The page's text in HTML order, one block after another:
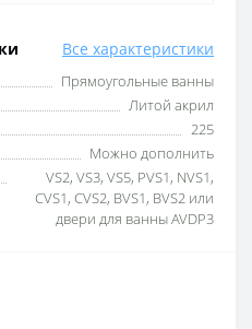
Все характеристики
Прямоугольные ванны
Литой акрил
225
Можно дополнить
VS2, VS3, VS5, PVS1, NVS1,
CVS1, CVS2, BVS1, BVS2 или
двери для ванны AVDP3